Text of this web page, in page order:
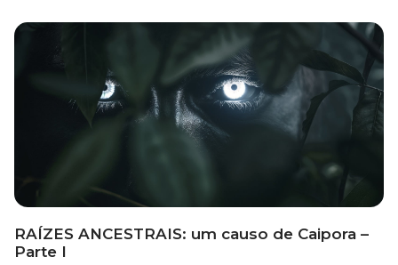
RAÍZES ANCESTRAIS: um causo de Caipora –
Parte I